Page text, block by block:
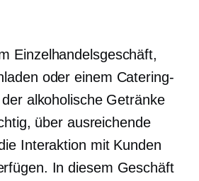
Einzelhandelsgeschäft,
oder einem Catering-
alkoholische Getränke
über ausreichende
Interaktion mit Kunden
In diesem Geschäft